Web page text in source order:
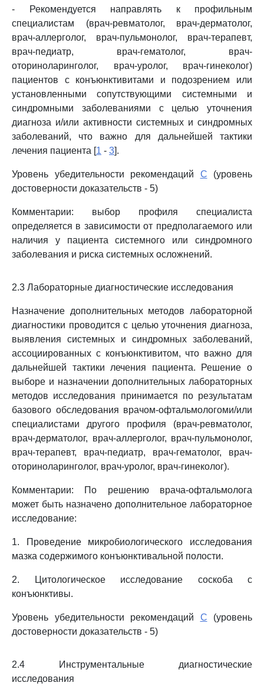
- Рекомендуется направлять к профильным
специалистам (врач-ревматолог, врач-дерматолог,
врач-аллерголог, врач-пульмонолог, врач-терапевт,
врач-педиатр, врач-гематолог, врач-
оториноларинголог, врач-уролог, врач-гинеколог)
пациентов с конъюнктивитами и подозрением или
установленными сопутствующими системными и
синдромными заболеваниями с целью уточнения
диагноза и/или активности системных и синдромных
заболеваний, что важно для дальнейшей тактики
лечения пациента [1 - 3].
Уровень убедительности рекомендаций C (уровень
достоверности доказательств - 5)
Комментарии: выбор профиля специалиста
определяется в зависимости от предполагаемого или
наличия у пациента системного или синдромного
заболевания и риска системных осложнений.
2.3 Лабораторные диагностические исследования
Назначение дополнительных методов лабораторной
диагностики проводится с целью уточнения диагноза,
выявления системных и синдромных заболеваний,
ассоциированных с конъюнктивитом, что важно для
дальнейшей тактики лечения пациента. Решение о
выборе и назначении дополнительных лабораторных
методов исследования принимается по результатам
базового обследования врачом-офтальмологоми/или
специалистами другого профиля (врач-ревматолог,
врач-дерматолог, врач-аллерголог, врач-пульмонолог,
врач-терапевт, врач-педиатр, врач-гематолог, врач-
оториноларинголог, врач-уролог, врач-гинеколог).
Комментарии: По решению врача-офтальмолога
может быть назначено дополнительное лабораторное
исследование:
1. Проведение микробиологического исследования
мазка содержимого конъюнктивальной полости.
2. Цитологическое исследование соскоба с
конъюнктивы.
Уровень убедительности рекомендаций C (уровень
достоверности доказательств - 5)
2.4 Инструментальные диагностические
исследования